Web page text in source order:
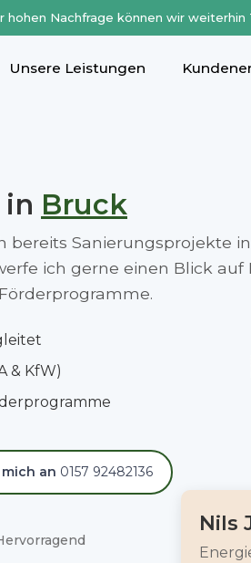
hohen Nachfrage können wir
Unsere Leistungen
in Bruck
bereits Sanierungsprojekte
ich gerne einen Blick auf
& KfW)
mich an 0157 92482136
Nils